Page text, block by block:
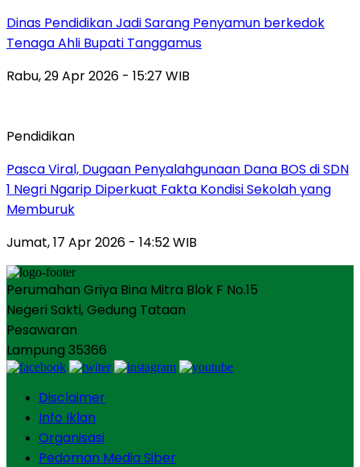
Dinas Pendidikan Jadi Sarang Penyamun berkedok
Tenaga Ahli Bupati Tanggamus
Rabu, 29 Apr 2026 - 15:27 WIB
Pendidikan
Pasca Viral, Dugaan Penyalahgunaan Dana BOS di SDN
1 Negri Ngarip Diperkuat Fakta Kondisi Sekolah yang
Memburuk
Jumat, 17 Apr 2026 - 14:52 WIB
Perumahan Griya Bina Mitra Blok F No.15
Negeri Sakti, Gedung Tataan
Pesawaran
Lampung 35366
Disclaimer
Info Iklan
Organisasi
Pedoman Media Siber